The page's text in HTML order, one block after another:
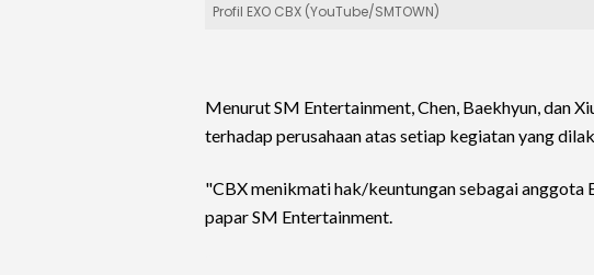
Profil EXO CBX (YouTube/SMTOWN)
Menurut SM Entertainment, Chen, Baekhyun, dan
terhadap perusahaan atas setiap kegiatan yang
"CBX menikmati hak/keuntungan sebagai
papar SM Entertainment.